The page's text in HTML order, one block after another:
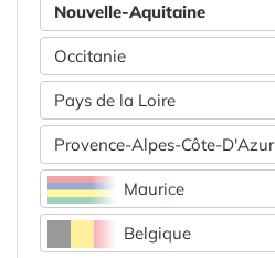
Nouvelle-Aquitaine
Occitanie
Pays de la Loire
Provence-Alpes-Côte-D'Azur
Maurice
Belgique